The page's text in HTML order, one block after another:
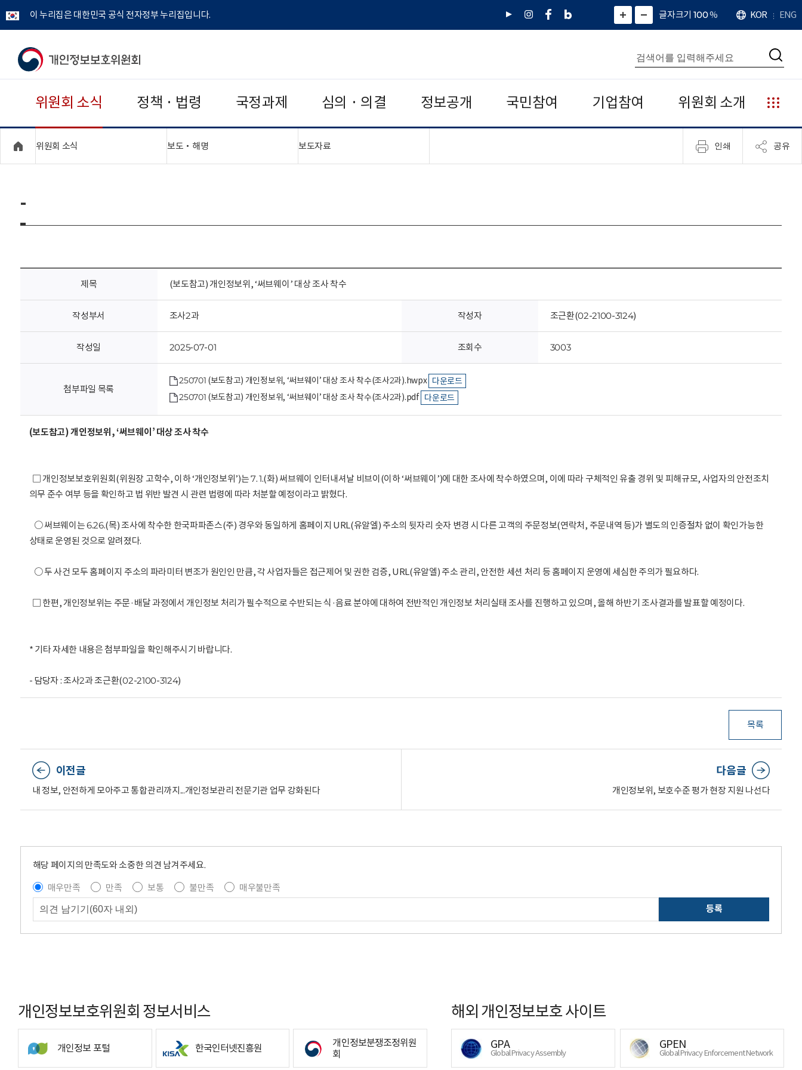
이 누리집은 대한민국 공식 전자정부 누리집입니다.
유
인
페
네
그
)
화
면
면
소
확
대
치
글자크기 100%
언
어
KOR ENG
개
보
보
위
회
통
합
검
색
검
위원회 소식 정책 · 법령 국정과제 심의 · 의결 정보공개 국민참여 기업참여 위원회 소개
누
리
집
안
위원회 소식 보도‧해명"접기,펼치기" 보도자료"접기,펼치기" 인쇄 공유
-
제목 (보도참고) 개인정보위, ‘써브웨이’ 대상 조사 착수
작성부서 조사2과 작성자 조근환(02-2100-3124)
작성일 2025-07-01 조회수 3003
첨부파일 목록
250701 (보도참고) 개인정보위, ‘써브웨이’ 대상 조사 착수(조사2과).hwpx 다운로드
250701 (보도참고) 개인정보위, ‘써브웨이’ 대상 조사 착수(조사2과).pdf 다운로드
(보도참고) 개인정보위, ‘써브웨이’ 대상 조사 착수
□ 개인정보보호위원회(위원장 고학수, 이하 ‘개인정보위’)는 7. 1.(화) 써브웨이 인터내셔날 비브이(이하 ‘써브웨이’)에 대한 조사에 착수하였으며, 이에 따라 구체적인 유출 경위 및 피해규모, 사업자의 안전조치
의무 준수 여부 등을 확인하고 법 위반 발견 시 관련 법령에 따라 처분할 예정이라고 밝혔다.
○ 써브웨이는 6.26.(목) 조사에 착수한 한국파파존스(주) 경우와 동일하게 홈페이지 URL(유알엘) 주소의 뒷자리 숫자 변경 시 다른 고객의 주문정보(연락처, 주문내역 등)가 별도의 인증절차 없이 확인가능한
상태로 운영된 것으로 알려졌다.
○ 두 사건 모두 홈페이지 주소의 파라미터 변조가 원인인 만큼, 각 사업자들은 접근제어 및 권한 검증, URL(유알엘) 주소 관리, 안전한 세션 처리 등 홈페이지 운영에 세심한 주의가 필요하다.
□ 한편, 개인정보위는 주문·배달 과정에서 개인정보 처리가 필수적으로 수반되는 식·음료 분야에 대하여 전반적인 개인정보 처리실태 조사를 진행하고 있으며, 올해 하반기 조사결과를 발표할 예정이다.
* 기타 자세한 내용은 첨부파일을 확인해주시기 바랍니다.
- 담당자 : 조사2과 조근환(02-2100-3124)
목록
이전글
내 정보, 안전하게 모아주고 통합관리까지...개인정보관리 전문기관 업무 강화된다
다음글
개인정보위, 보호수준 평가 현장 지원 나선다
해당 페이지의 만족도와 소중한 의견 남겨주세요.
매우만족
만족 보통 불만족
매우불만족
등록
개인정보보호위원회 정보서비스
개인정보 포털 한국인터넷진흥원
개인정보분쟁조정위원
회
해외 개인정보보호 사이트
GPA
Global Privacy Assembly
GPEN
Global Privacy Enforcement Network